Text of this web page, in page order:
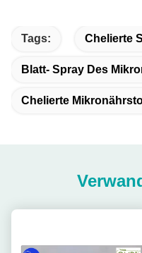
Tags: Chelierte
Blatt- Spray Des
Chelierte